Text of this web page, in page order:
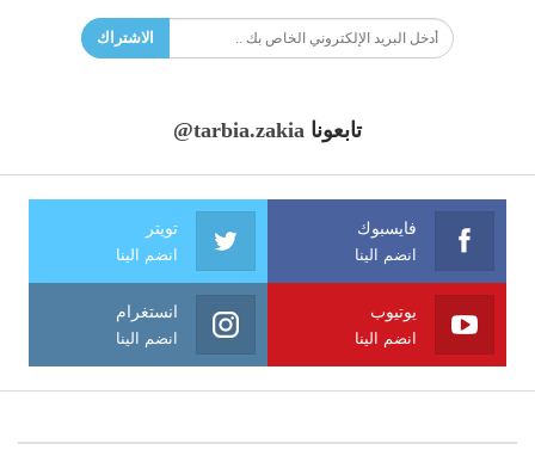
الاشتراك
تابعونا @tarbia.zakia
فايسبوك
انضم الينا
تويتر
انضم الينا
يوتيوب
انضم الينا
انستغرام
انضم الينا